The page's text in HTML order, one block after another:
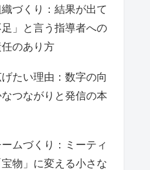
づくり：結果が出て
」と言う指導者への
のあり方
たい理由：数字の向
つながりと発信の本
ムづくり：ミーティ
物」に変える小さな